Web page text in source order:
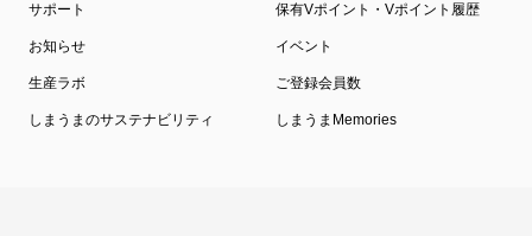
サポート 保有Vポイント・Vポイント履歴
お知らせ イベント
生産ラボ ご登録会員数
しまうまのサステナビリティ しまうまMemories